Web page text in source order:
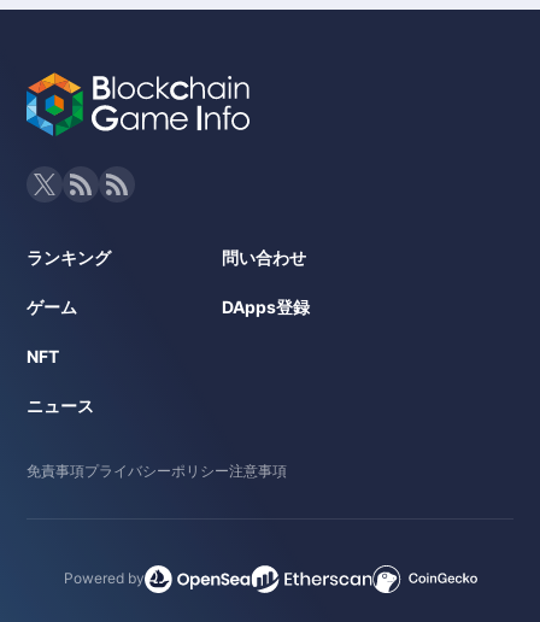
ランキング
ゲーム
NFT
ニュース
問い合わせ
DApps登録
免責事項プライバシーポリシー注意事項
Powered by